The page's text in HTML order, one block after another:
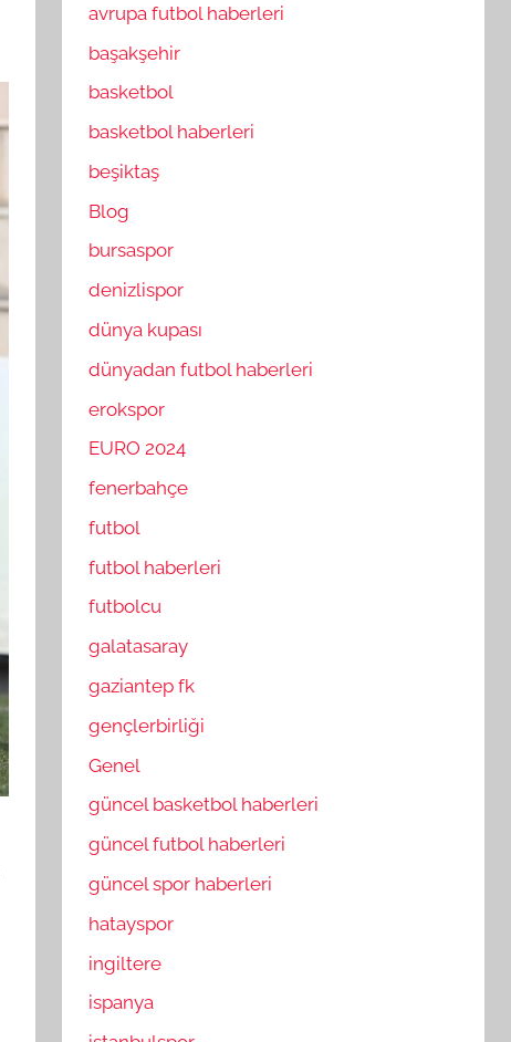
avrupa futbol haberleri
başakşehir
basketbol
basketbol haberleri
beşiktaş
Blog
bursaspor
denizlispor
dünya kupası
dünyadan futbol haberleri
erokspor
EURO 2024
fenerbahçe
futbol
futbol haberleri
futbolcu
galatasaray
gaziantep fk
gençlerbirliği
Genel
güncel basketbol haberleri
güncel futbol haberleri
güncel spor haberleri
hatayspor
ingiltere
ispanya